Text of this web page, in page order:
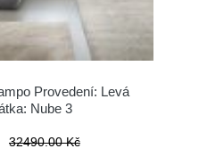
Provedení: Levá
Nube 3
32490.00 Kč